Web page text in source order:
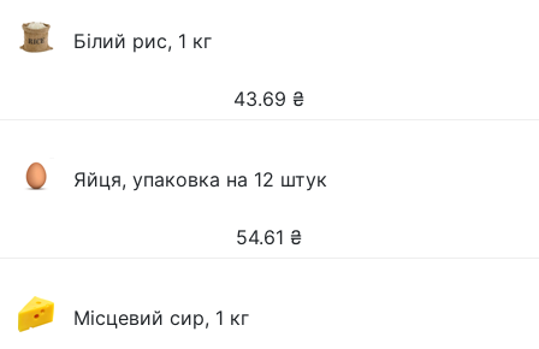
Білий рис, 1 кг
43.69 ₴
Яйця, упаковка на 12 штук
54.61 ₴
Місцевий сир, 1 кг